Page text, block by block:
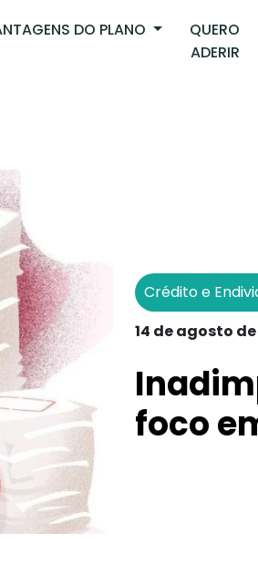
DO PLANO
QUERO
ADERIR
Crédito e
14 de agosto
foco